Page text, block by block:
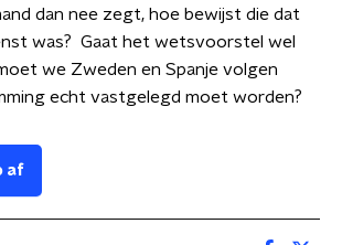
dan nee zegt, hoe bewijst die dat
was? Gaat het wetsvoorstel wel
we Zweden en Spanje volgen
echt vastgelegd moet worden?
af